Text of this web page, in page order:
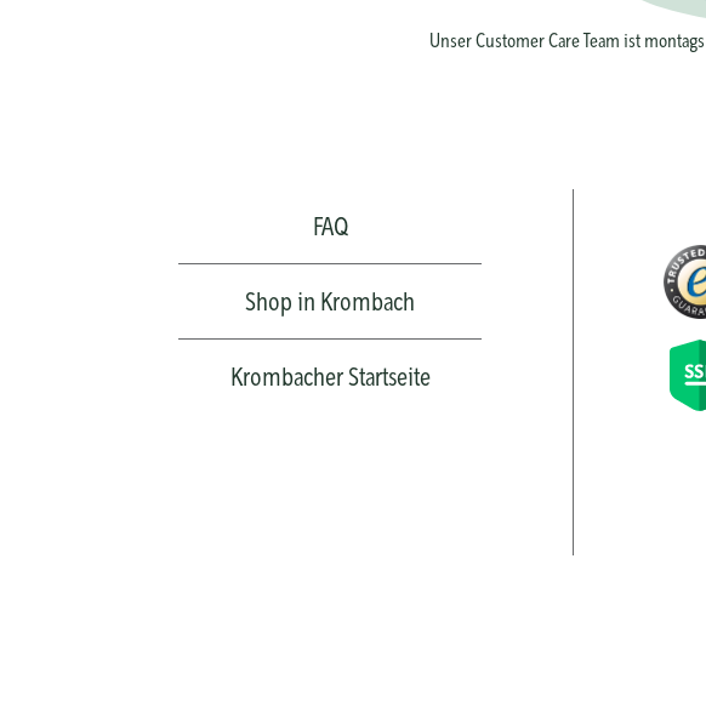
Unser Customer Care Team ist
FAQ
Shop in Krombach
Krombacher Startseite